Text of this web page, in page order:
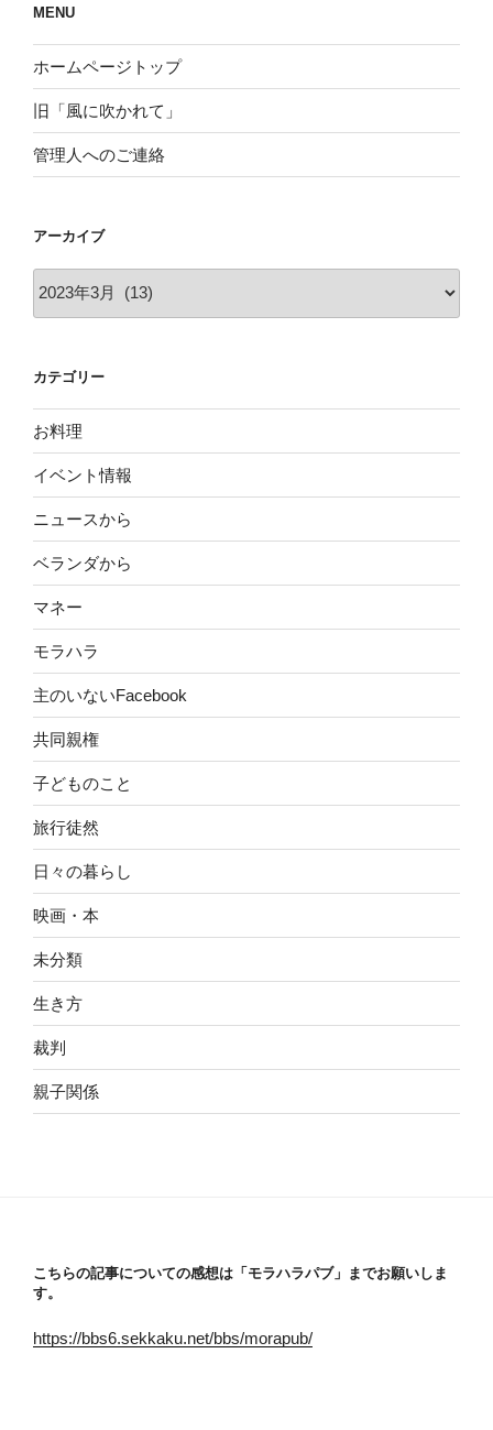
MENU
ホームページトップ
旧「風に吹かれて」
管理人へのご連絡
アーカイブ
ブ
カテゴリー
お料理
イベント情報
ニュースから
ベランダから
マネー
モラハラ
主のいないFacebook
共同親権
子どものこと
旅行徒然
日々の暮らし
映画・本
未分類
生き方
裁判
親子関係
こちらの記事についての感想は「モラハラパブ」までお願いしま
す。
https://bbs6.sekkaku.net/bbs/morapub/